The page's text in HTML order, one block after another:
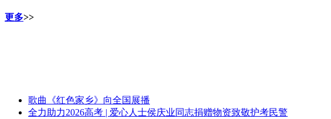
更多>>
歌曲《红色家乡》向全国展播
全力助力2026高考 | 爱心人士侯庆业同志捐赠物资致敬护考民警